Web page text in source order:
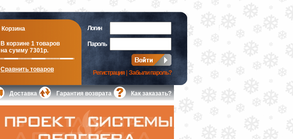
Корзина
В корзине 1 товаров
на сумму 7301р.
Сравнить товаров
Логин
Пароль
Регистрация| Забыли пароль?
Доставка Гарантия возврата Как заказать?